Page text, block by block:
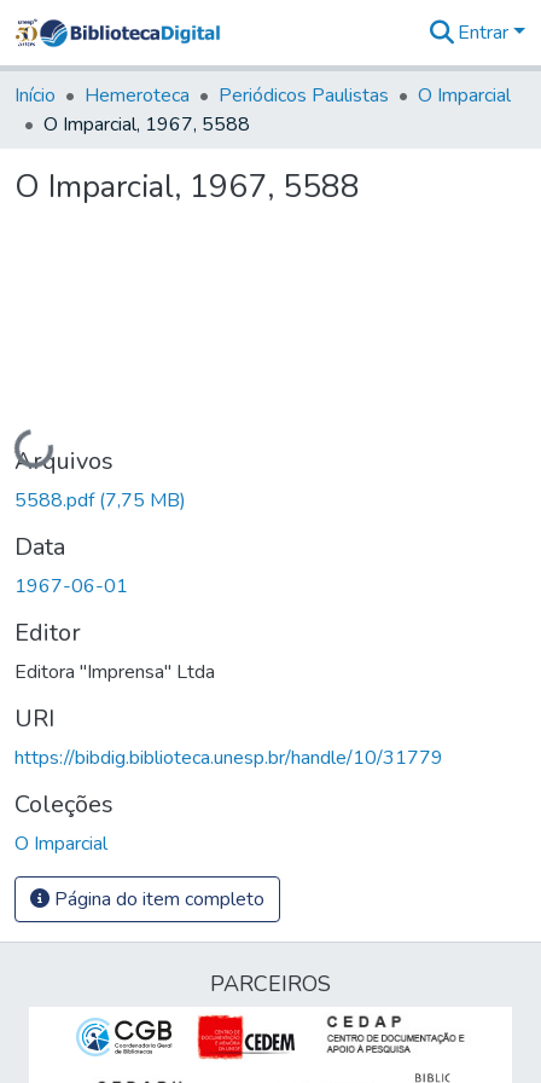
&
Coleções
Tudo na
Digital
Entrar
Início Hemeroteca Periódicos Paulistas
O Imparcial
O Imparcial, 1967, 5588
O Imparcial, 1967, 5588
Carregando...
Arquivos
5588.pdf(7,75 MB)
Data
1967-06-01
Editor
Editora "Imprensa" Ltda
URI
https://bibdig.biblioteca.unesp.br/handle/10/31779
Coleções
O Imparcial
Página do item completo
PARCEIROS